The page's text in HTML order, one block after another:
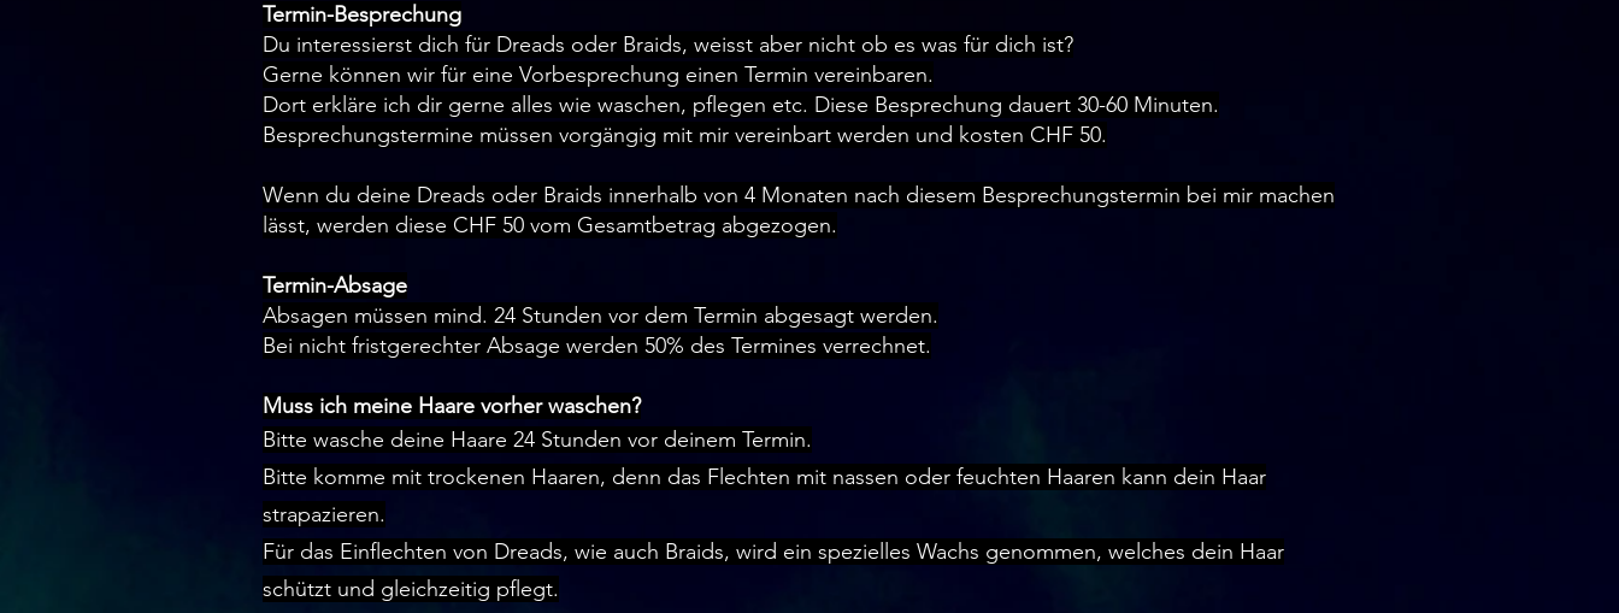
​Termin-Besprechung
Du interessierst dich für Dreads oder Braids, weisst aber nicht ob es was für dich ist?
Gerne können wir für eine Vorbesprechung einen Termin vereinbaren.
Dort erkläre ich dir gerne alles wie waschen, pflegen etc. Diese Besprechung dauert 30-60 Minuten.
Besprechungstermine müssen vorgängig mit mir vereinbart werden und kosten CHF 50.
Wenn du deine Dreads oder Braids innerhalb von 4 Monaten nach diesem Besprechungstermin bei mir machen
lässt, werden diese CHF 50 vom Gesamtbetrag abgezogen.
Termin-Absage
Absagen müssen mind. 24 Stunden vor dem Termin abgesagt werden.
Bei nicht fristgerechter Absage werden 50% des Termines verrechnet.
Muss ich meine Haare vorher waschen?
Bitte wasche deine Haare 24 Stunden vor deinem Termin.
Bitte komme mit trockenen Haaren, denn das Flechten mit nassen oder feuchten Haaren kann dein Haar
strapazieren.
Für das Einflechten von Dreads, wie auch Braids, wird ein spezielles Wachs genommen, welches dein Haar
schützt und gleichzeitig pflegt.